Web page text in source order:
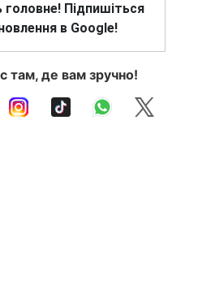
головне! Підпишіться
в Google!
там, де вам зручно!